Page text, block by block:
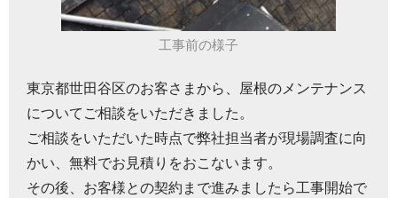
工事前の様子
東京都世田谷区のお客さまから、屋根のメンテナンス
についてご相談をいただきました。
ご相談をいただいた時点で弊社担当者が現場調査に向
かい、無料でお見積りをおこないます。
その後、お客様との契約まで進みましたら工事開始で